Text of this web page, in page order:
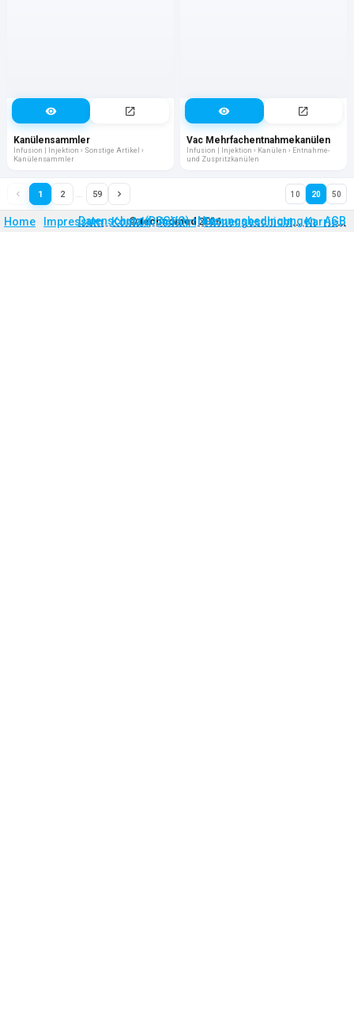
Kanülensammler
Infusion | Injektion › Sonstige Artikel ›
Kanülensammler
Vac Mehrfachentnahmekanülen
Infusion | Injektion › Kanülen › Entnahme-
und Zuspritzkanülen
1 2 … 59 10 20 50
Home Impressum Kontakt Anfahrt Firmengeschichte Karriere
©technomed 2026
Datenschutz (DSGVO) Nutzungsbedingungen AGB